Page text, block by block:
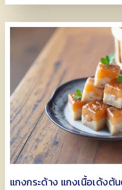
แกงกระด้าง แกงเนื้อเด้ง